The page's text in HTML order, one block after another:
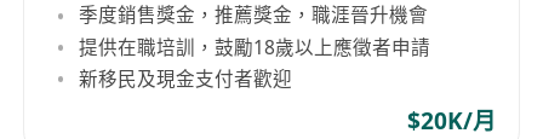
季度銷售獎金，推薦獎金，職涯晉升機會
提供在職培訓，鼓勵18歲以上應徵者申請
新移民及現金支付者歡迎
$20K/月